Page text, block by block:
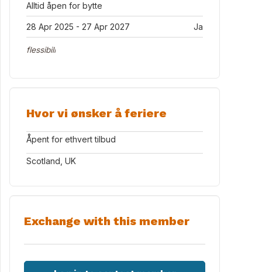
to the garden
Alltid åpen for bytte
28 Apr 2025 - 27 Apr 2027 Ja
flessibili
Hvor vi ønsker å feriere
Åpent for ethvert tilbud
Scotland, UK
Exchange with this member